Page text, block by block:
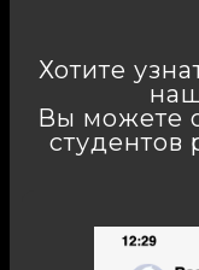
Хотите
Вы можете
студентов